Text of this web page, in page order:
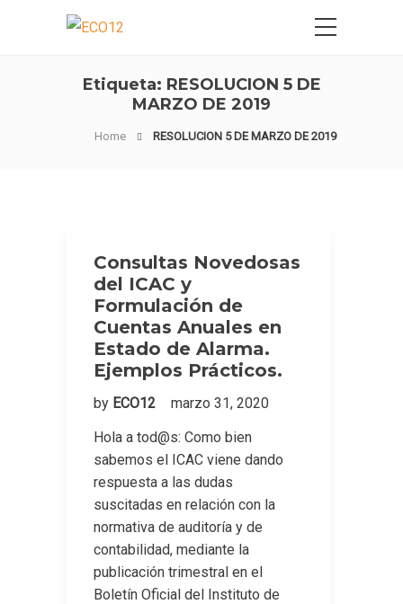
Etiqueta: RESOLUCION 5 DE
MARZO DE 2019
Home RESOLUCION 5 DE MARZO DE 2019
Consultas Novedosas
del ICAC y
Formulación de
Cuentas Anuales en
Estado de Alarma.
Ejemplos Prácticos.
by ECO12
marzo 31, 2020
Hola a tod@s: Como bien
sabemos el ICAC viene dando
respuesta a las dudas
suscitadas en relación con la
normativa de auditoría y de
contabilidad, mediante la
publicación trimestral en el
Boletín Oficial del Instituto de